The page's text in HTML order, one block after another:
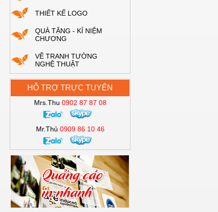
THIẾT KẾ LOGO
QUÀ TẶNG - KỈ NIỆM
CHƯƠNG
VẼ TRANH TƯỜNG
NGHỆ THUẬT
HỖ TRỢ TRỰC TUYẾN
Mrs.Thu 0902 87 87 08
Mr.Thủ 0909 86 10 46